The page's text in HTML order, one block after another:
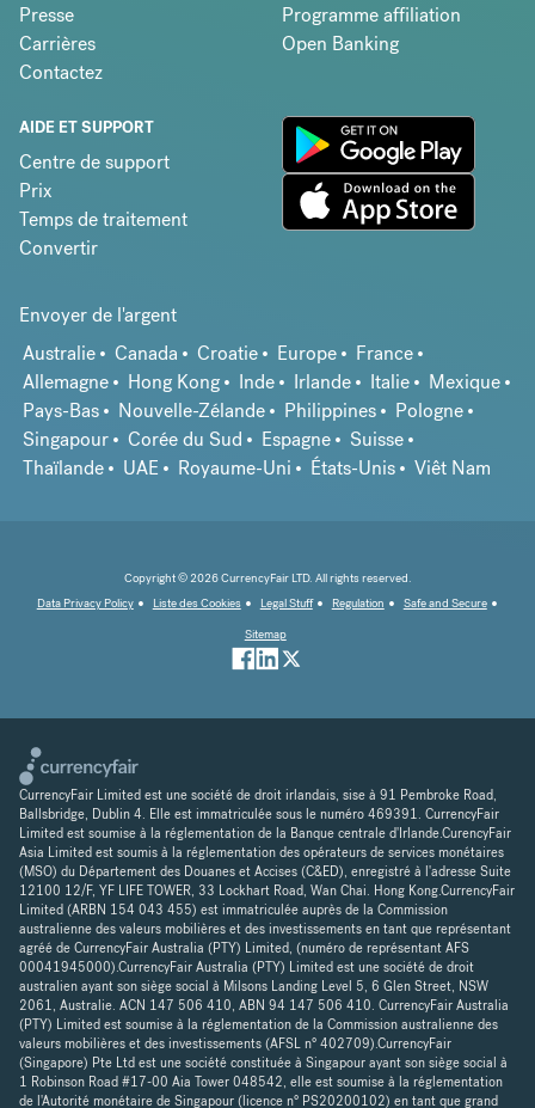
Presse
Carrières
Contactez
Programme affiliation
Open Banking
AIDE ET SUPPORT
Centre de support
Prix
Temps de traitement
Convertir
Envoyer de l'argent
Australie
Canada Croatie Europe
France
Allemagne
Hong Kong Inde Irlande Italie
Mexique
Pays-Bas
Nouvelle-Zélande Philippines
Pologne
Singapour
Corée du Sud Espagne
Suisse
Thaïlande
UAE Royaume-Uni États-Unis Viêt Nam
Copyright © 2026 CurrencyFair LTD. All rights reserved.
Data Privacy Policy
Liste des Cookies Legal Stuff Regulation
Safe and Secure
Sitemap
CurrencyFair Limited est une société de droit irlandais, sise à 91 Pembroke Road,
Ballsbridge, Dublin 4. Elle est immatriculée sous le numéro 469391. CurrencyFair
Limited est soumise à la réglementation de la Banque centrale d'Irlande.CurencyFair
Asia Limited est soumis à la réglementation des opérateurs de services monétaires
(MSO) du Département des Douanes et Accises (C&ED), enregistré à l'adresse Suite
12100 12/F, YF LIFE TOWER, 33 Lockhart Road, Wan Chai. Hong Kong.CurrencyFair
Limited (ARBN 154 043 455) est immatriculée auprès de la Commission
australienne des valeurs mobilières et des investissements en tant que représentant
agréé de CurrencyFair Australia (PTY) Limited, (numéro de représentant AFS
00041945000).CurrencyFair Australia (PTY) Limited est une société de droit
australien ayant son siège social à Milsons Landing Level 5, 6 Glen Street, NSW
2061, Australie. ACN 147 506 410, ABN 94 147 506 410. CurrencyFair Australia
(PTY) Limited est soumise à la réglementation de la Commission australienne des
valeurs mobilières et des investissements (AFSL n° 402709).CurrencyFair
(Singapore) Pte Ltd est une société constituée à Singapour ayant son siège social à
1 Robinson Road #17-00 Aia Tower 048542, elle est soumise à la réglementation
de l'Autorité monétaire de Singapour (licence n° PS20200102) en tant que grand